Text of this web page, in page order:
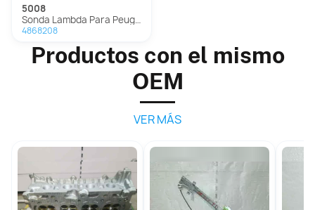
5008
Sonda Lambda Para Peugeot 5008
4868208
Productos con el mismo
OEM
VER MÁS